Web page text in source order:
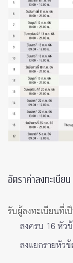
อัตราค่าลงทะเบียน
รับผู้ลงทะเบียนที่
ลงครบ 16 หัว
ลงแยกรายหัว